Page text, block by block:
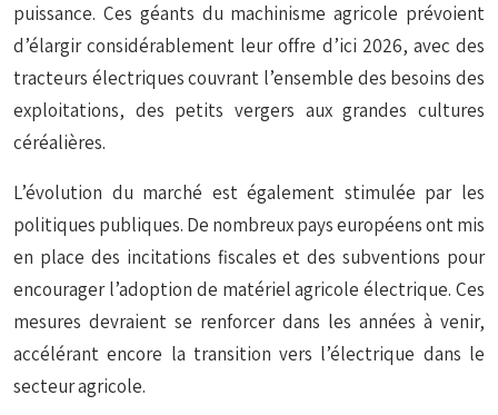
puissance. Ces géants du machinisme agricole prévoient
d’élargir considérablement leur offre d’ici 2026, avec des
tracteurs électriques couvrant l’ensemble des besoins des
exploitations, des petits vergers aux grandes cultures
céréalières.
L’évolution du marché est également stimulée par les
politiques publiques. De nombreux pays européens ont mis
en place des incitations fiscales et des subventions pour
encourager l’adoption de matériel agricole électrique. Ces
mesures devraient se renforcer dans les années à venir,
accélérant encore la transition vers l’électrique dans le
secteur agricole.